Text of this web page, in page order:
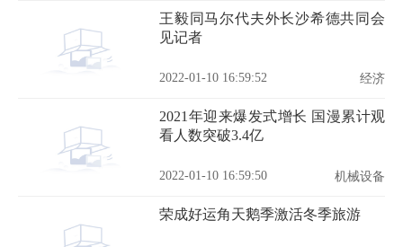
王毅同马尔代夫外长沙希德共同会
见记者
2022-01-10 16:59:52 经济
2021年迎来爆发式增长 国漫累计观
看人数突破3.4亿
2022-01-10 16:59:50 机械设备
荣成好运角天鹅季激活冬季旅游